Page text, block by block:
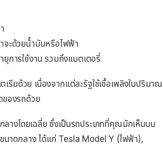
จะด้วยน้ํามันหรือไฟฟ้า
ยุการใช้งาน รวมถึงแบตเตอรี่
เรียด้วย เนื่องจากแต่ละรัฐใช้เชื้อเพลิงในปริมาณ
ของรถด้วย
ลางโดยเฉลี่ย ซึ่งเป็นรถประเภทที่คุณมักเห็นบน
นาดกลาง ได้แก่ Tesla Model Y (ไฟฟ้า),